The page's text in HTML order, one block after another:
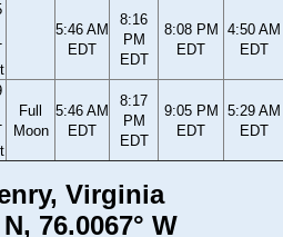
5:46 AM
EDT
8:16
PM
EDT
8:08 PM
EDT
4:50 AM
EDT
Full
Moon
5:46 AM
EDT
8:17
PM
EDT
9:05 PM
EDT
5:29 AM
EDT
Virginia
76.0067° W